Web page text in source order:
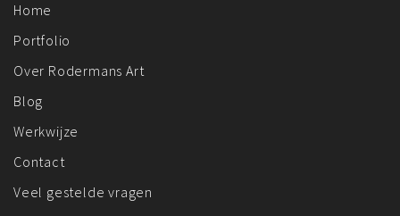
Home
Portfolio
Over Rodermans Art
Blog
Werkwijze
Contact
Veel gestelde vragen